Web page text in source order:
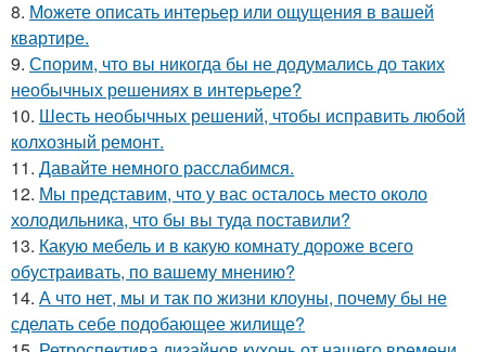
8. Можете описать интерьер или ощущения в вашей
квартире.
9. Спорим, что вы никогда бы не додумались до таких
необычных решениях в интерьере?
10. Шесть необычных решений, чтобы исправить любой
колхозный ремонт.
11. Давайте немного расслабимся.
12. Мы представим, что у вас осталось место около
холодильника, что бы вы туда поставили?
13. Какую мебель и в какую комнату дороже всего
обустраивать, по вашему мнению?
14. А что нет, мы и так по жизни клоуны, почему бы не
сделать себе подобающее жилище?